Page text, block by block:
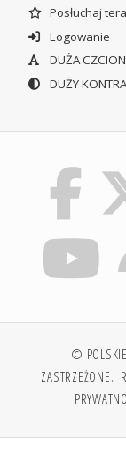
Posłuchaj
Logowanie
DUŻA
DUŻY
©
ZASTRZEŻONE.